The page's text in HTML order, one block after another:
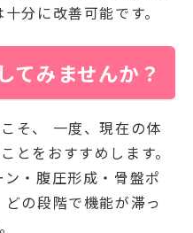
分に改善可能です。
てみませんか？
そ、 一度、現在の体
とをおすすめします。
・腹圧形成・骨盤ポ
の段階で機能が滞っ